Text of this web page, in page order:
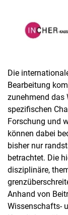
Die
Bearbeitung
zunehmend das
spezifischen
Forschung und
können dabei
bisher nur
betrachtet. Die
disziplinäre,
Anhand von
Wissenschafts-